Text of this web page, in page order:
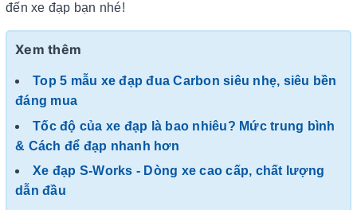
đến xe đạp bạn nhé!
Xem thêm
Top 5 mẫu xe đạp đua Carbon siêu nhẹ, siêu bền
đáng mua
Tốc độ của xe đạp là bao nhiêu? Mức trung bình
& Cách để đạp nhanh hơn
Xe đạp S-Works - Dòng xe cao cấp, chất lượng
dẫn đầu